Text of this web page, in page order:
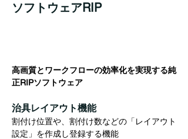
ソフトウェアRIP
高画質とワークフローの効率化を実現する純
正RIPソフトウェア
治具レイアウト機能
割付け位置や、割付け数などの「レイアウト
設定」を作成し登録する機能